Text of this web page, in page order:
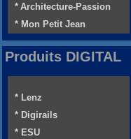
* Architecture-Passion
* Mon Petit Jean
Produits DIGITAL
* Lenz
* Digirails
* ESU